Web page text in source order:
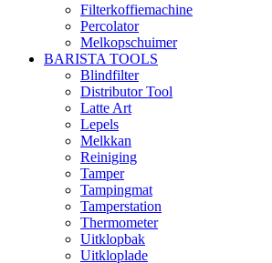
Filterkoffiemachine
Percolator
Melkopschuimer
BARISTA TOOLS
Blindfilter
Distributor Tool
Latte Art
Lepels
Melkkan
Reiniging
Tamper
Tampingmat
Tamperstation
Thermometer
Uitklopbak
Uitkloplade